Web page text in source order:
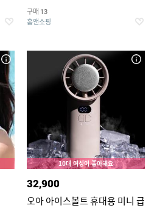
구매 13
홈앤쇼핑
10대 여성이 좋아해요
32,900
오아 아이스볼트 휴대용 미니 급